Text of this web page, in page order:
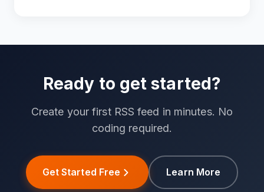
Ready to get started?
Create your first RSS feed in minutes. No
coding required.
Get Started Free Learn More